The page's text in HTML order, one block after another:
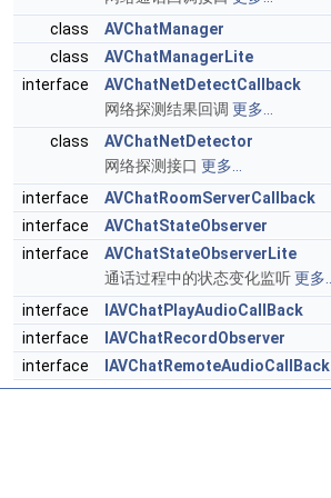
class
AVChatManager
class
AVChatManagerLite
interface
AVChatNetDetectCallback
网络探测结果回调 更多...
class
AVChatNetDetector
网络探测接口 更多...
interface
AVChatRoomServerCallback
interface
AVChatStateObserver
interface
AVChatStateObserverLite
通话过程中的状态变化监听更多...
interface
IAVChatPlayAudioCallBack
interface
IAVChatRecordObserver
interface
IAVChatRemoteAudioCallBack